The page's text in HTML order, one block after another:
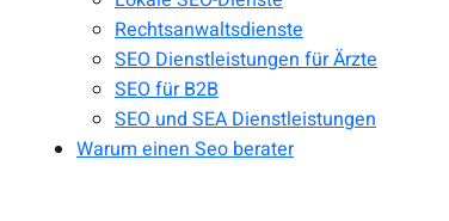
Rechtsanwaltsdienste
SEO Dienstleistungen für Ärzte
SEO für B2B
SEO und SEA Dienstleistungen
Warum einen Seo berater